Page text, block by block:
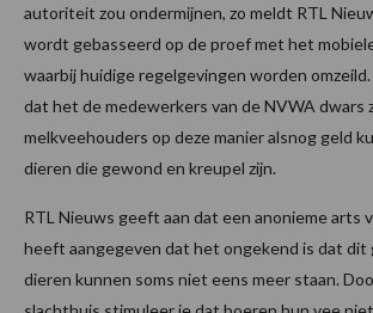
autoriteit zou ondermijnen, zo meldt RTL
wordt gebasseerd op de proef met het
waarbij huidige regelgevingen worden
dat het de medewerkers van de NVWA dwars
melkveehouders op deze manier alsnog geld
dieren die gewond en kreupel zijn.
RTL Nieuws geeft aan dat een anonieme arts
heeft aangegeven dat het ongekend is dat dit
dieren kunnen soms niet eens meer staan.